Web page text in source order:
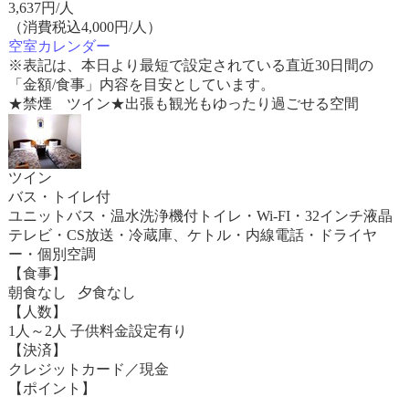
3,637円/人
（消費税込4,000円/人）
空室カレンダー
※表記は、本日より最短で設定されている直近30日間の
「金額/食事」内容を目安としています。
★禁煙 ツイン★出張も観光もゆったり過ごせる空間
ツイン
バス・トイレ付
ユニットバス・温水洗浄機付トイレ・Wi-FI・32インチ液晶
テレビ・CS放送・冷蔵庫、ケトル・内線電話・ドライヤ
ー・個別空調
【食事】
朝食なし 夕食なし
【人数】
1人～2人 子供料金設定有り
【決済】
クレジットカード／現金
【ポイント】